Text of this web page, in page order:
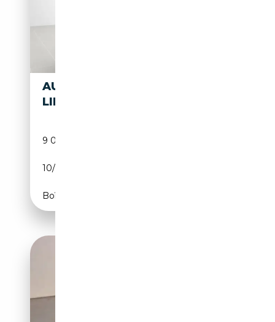
AUDI A5 A5
LIMOUSINE
9 000 km
10/2025
Boîte automatique